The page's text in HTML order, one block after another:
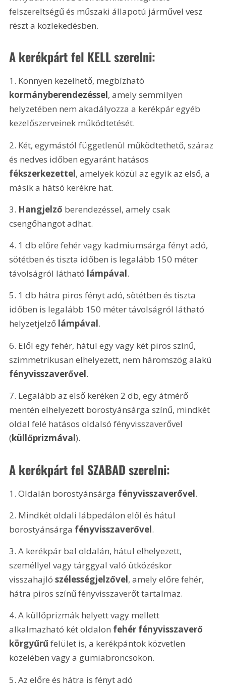
felszereltségű és műszaki állapotú járművel vesz
részt a közlekedésben.
A kerékpárt fel KELL szerelni:
1. Könnyen kezelhető, megbízható
kormányberendezéssel, amely semmilyen
helyzetében nem akadályozza a kerékpár egyéb
kezelőszerveinek működtetését.
2. Két, egymástól függetlenül működtethető, száraz
és nedves időben egyaránt hatásos
fékszerkezettel, amelyek közül az egyik az első, a
másik a hátsó kerékre hat.
3. Hangjelző berendezéssel, amely csak
csengőhangot adhat.
4. 1 db előre fehér vagy kadmiumsárga fényt adó,
sötétben és tiszta időben is legalább 150 méter
távolságról látható lámpával.
5. 1 db hátra piros fényt adó, sötétben és tiszta
időben is legalább 150 méter távolságról látható
helyzetjelző lámpával.
6. Elől egy fehér, hátul egy vagy két piros színű,
szimmetrikusan elhelyezett, nem háromszög alakú
fényvisszaverővel.
7. Legalább az első keréken 2 db, egy átmérő
mentén elhelyezett borostyánsárga színű, mindkét
oldal felé hatásos oldalsó fényvisszaverővel
(küllőprizmával).
A kerékpárt fel SZABAD szerelni:
1. Oldalán borostyánsárga fényvisszaverővel.
2. Mindkét oldali lábpedálon elől és hátul
borostyánsárga fényvisszaverővel.
3. A kerékpár bal oldalán, hátul elhelyezett,
személlyel vagy tárggyal való ütközéskor
visszahajló szélességjelzővel, amely előre fehér,
hátra piros színű fényvisszaverőt tartalmaz.
4. A küllőprizmák helyett vagy mellett
alkalmazható két oldalon fehér fényvisszaverő
körgyűrű felület is, a kerékpántok közvetlen
közelében vagy a gumiabroncsokon.
5. Az előre és hátra is fényt adó